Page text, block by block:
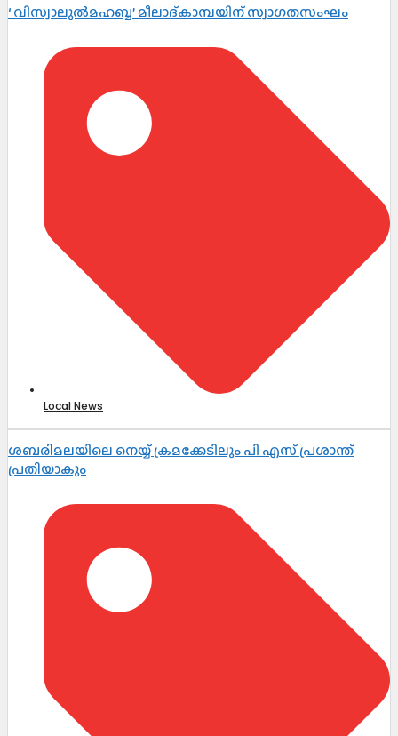
‘ വിസ്വാലുൽമഹബ്ബ’ മീലാദ്കാമ്പയിന് സ്വാഗതസംഘം
Local News
ശബരിമലയിലെ നെയ്യ് ക്രമക്കേടിലും പി എസ് പ്രശാന്ത്
പ്രതിയാകും